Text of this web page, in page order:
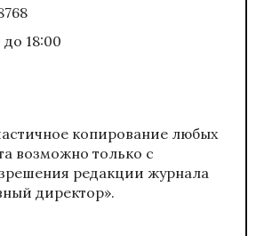
18:00
копирование любых
возможно только с
редакции журнала
директор».